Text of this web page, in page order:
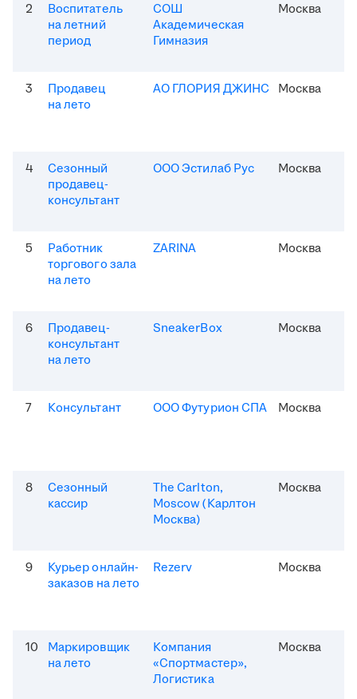
2
Воспитатель
на летний
период
СОШ
Академическая
Гимназия
Москва
3
Продавец
на лето
АО ГЛОРИЯ ДЖИНС Москва
4
Сезонный
продавец-
консультант
ООО Эстилаб Рус Москва
5
Работник
торгового зала
на лето
ZARINA Москва
6
Продавец-
консультант
на лето
SneakerBox Москва
7 Консультант ООО Футурион СПА Москва
8
Сезонный
кассир
The Carlton,
Moscow (Карлтон
Москва)
Москва
9
Курьер онлайн-
заказов на лето
Rezerv Москва
10
Маркировщик
на лето
Компания
«Спортмастер»,
Логистика
Москва